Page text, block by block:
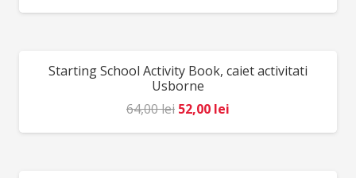
inițial
49,00 lei.
curent
REDUCERI!
Starting School Activity Book, caiet activitati
Usborne
64,00lei Prețul
inițial
52,00 lei
curent